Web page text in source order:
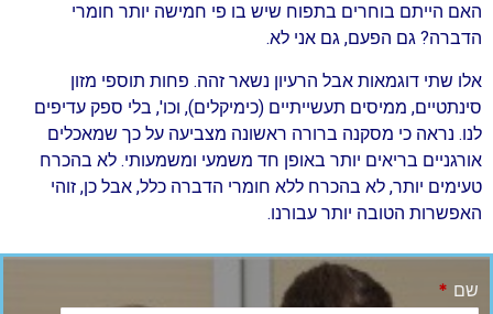
האם הייתם בוחרים בתפוח שיש בו פי חמישה יותר חומרי
הדברה? גם הפעם, גם אני לא.
אלו שתי דוגמאות אבל הרעיון נשאר זהה. פחות תוספי מזון
סינתטיים, ממיסים תעשייתיים (כימיקלים), וכו', בלי ספק עדיפים
לנו. נראה כי מסקנה ברורה ראשונה מצביעה על כך שמאכלים
אורגניים בריאים יותר באופן חד משמעי ומשמעותי. לא בהכרח
טעימים יותר, לא בהכרח ללא חומרי הדברה כלל, אבל כן, זוהי
האפשרות הטובה יותר עבורנו.
שם *